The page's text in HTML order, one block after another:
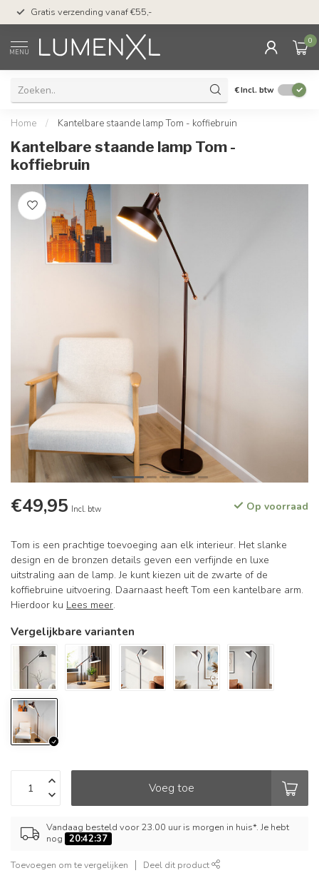
Gratis verzending vanaf €55,-
MENU
0
€Incl. btw
Home / Kantelbare staande lamp Tom - koffiebruin
Kantelbare staande lamp Tom -
koffiebruin
€49,95 Incl. btw Op voorraad
Tom is een prachtige toevoeging aan elk interieur. Het slanke
design en de bronzen details geven een verfijnde en luxe
uitstraling aan de lamp. Je kunt kiezen uit de zwarte of de
koffiebruine uitvoering. Daarnaast heeft Tom een kantelbare arm.
Hierdoor ku Lees meer.
Vergelijkbare varianten
Voeg toe
Vandaag besteld voor 23.00 uur is morgen in huis*. Je hebt
nog 20:42:36
Toevoegen om te vergelijken Deel dit product